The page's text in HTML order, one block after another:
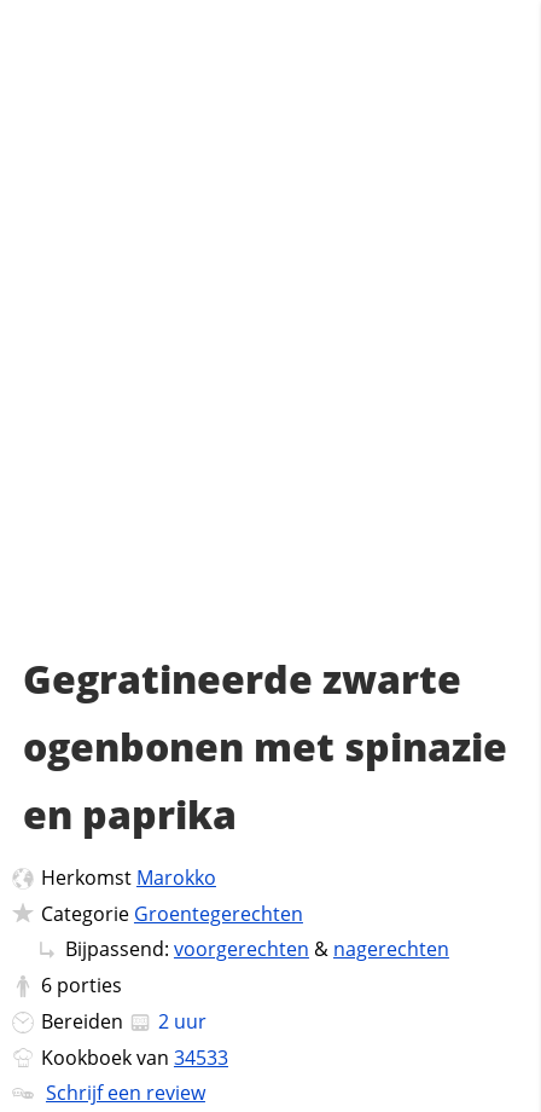
Gegratineerde zwarte
ogenbonen met spinazie
en paprika
Herkomst Marokko
Categorie Groentegerechten
Bijpassend: voorgerechten & nagerechten
6 porties
Bereiden
2 uur
Kookboek van 34533
Schrijf een review